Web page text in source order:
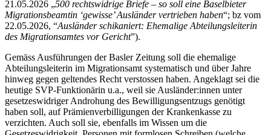
21.05.2026 „500 rechtswidrige Briefe – so soll eine Baselbieter
Migrationsbeamtin ‘gewisse’ Ausländer vertrieben haben“; bz vom
22.05.2026, “Ausländer schikaniert: Ehemalige Abteilungsleiterin
des Migrationsamtes vor Gericht”).
Gemäss Ausführungen der Basler Zeitung soll die ehemalige
Abteilungsleiterin im Migrationsamt systematisch und über Jahre
hinweg gegen geltendes Recht verstossen haben. Angeklagt sei die
heutige SVP-Funktionärin u.a., weil sie Ausländer:innen unter
gesetzeswidriger Androhung des Bewilligungsentzugs genötigt
haben soll, auf Prämienverbilligungen der Krankenkasse zu
verzichten. Auch soll sie, ebenfalls im Wissen um die